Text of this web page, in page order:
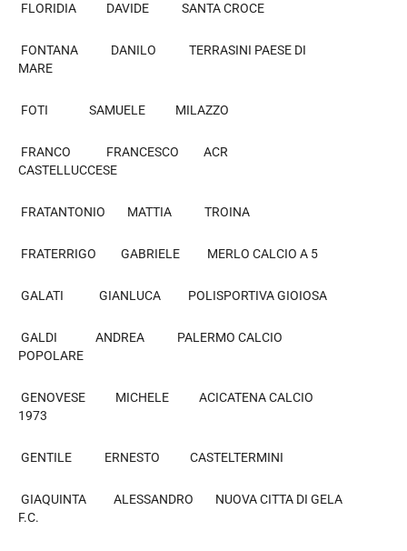
FLORIDIA DAVIDE SANTA CROCE
FONTANA DANILO TERRASINI PAESE DI
MARE
FOTI SAMUELE MILAZZO
FRANCO FRANCESCO ACR
CASTELLUCCESE
FRATANTONIO MATTIA TROINA
FRATERRIGO GABRIELE MERLO CALCIO A 5
GALATI GIANLUCA POLISPORTIVA GIOIOSA
GALDI ANDREA PALERMO CALCIO
POPOLARE
GENOVESE MICHELE ACICATENA CALCIO
1973
GENTILE ERNESTO CASTELTERMINI
GIAQUINTA ALESSANDRO NUOVA CITTA DI GELA
F.C.